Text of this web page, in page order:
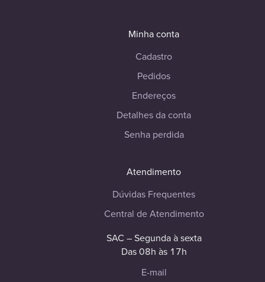
Minha conta
Cadastro
Pedidos
Endereços
Detalhes da conta
Senha perdida
Atendimento
Dúvidas Frequentes
Central de Atendimento
SAC – Segunda à sexta
Das 08h às 17h
E-mail